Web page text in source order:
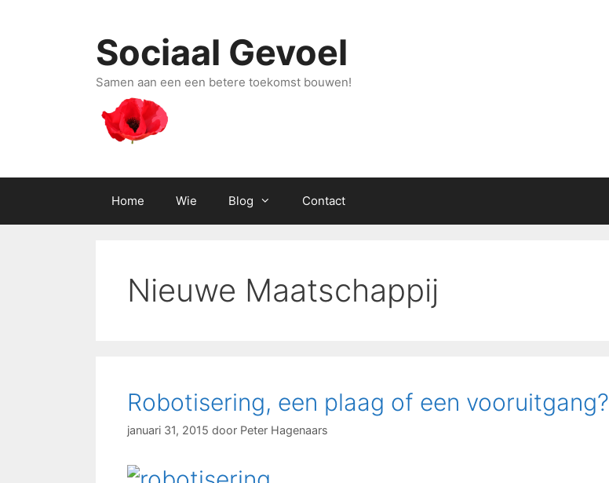
Sociaal Gevoel
Samen aan een een betere toekomst bouwen!
Home Wie Blog Contact
Nieuwe Maatschappij
Robotisering, een plaag of een vooruitgang?
januari 31, 2015 door Peter Hagenaars